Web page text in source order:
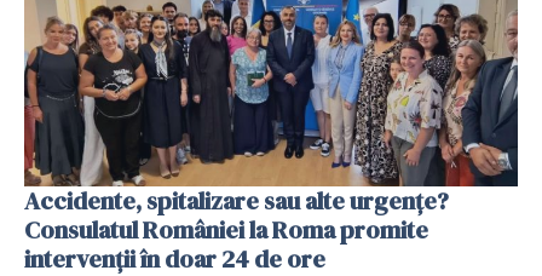
Accidente, spitalizare sau alte urgențe?
Consulatul României la Roma promite
intervenții în doar 24 de ore